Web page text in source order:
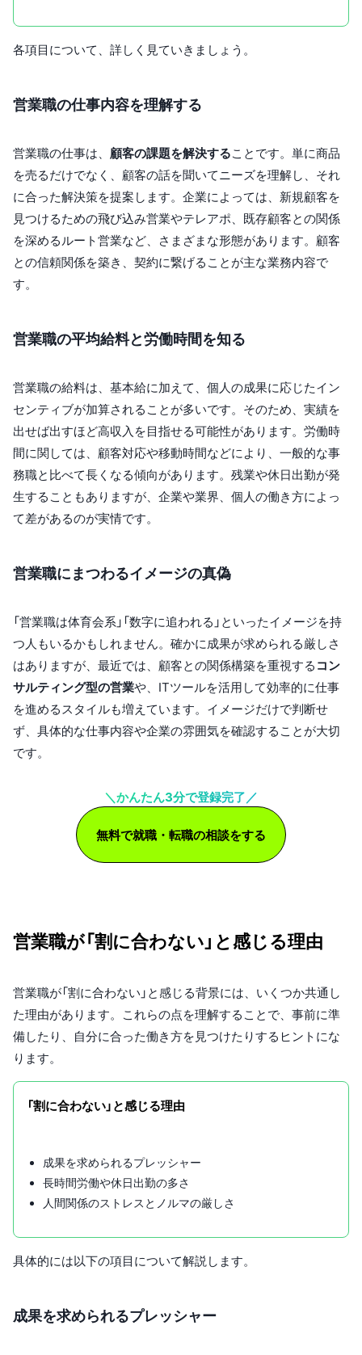
各項目について、詳しく見ていきましょう。
営業職の仕事内容を理解する
営業職の仕事は、 顧客の課題を解決することです。単に商品
を売るだけでなく、顧客の話を聞いてニーズを理解し、それ
に合った解決策を提案します。企業によっては、新規顧客を
見つけるための飛び込み営業やテレアポ、既存顧客との関係
を深めるルート営業など、さまざまな形態があります。顧客
との信頼関係を築き、契約に繋げることが主な業務内容で
す。
営業職の平均給料と労働時間を知る
営業職の給料は、基本給に加えて、個人の成果に応じたイン
センティブが加算されることが多いです。そのため、実績を
出せば出すほど高収入を目指せる可能性があります。労働時
間に関しては、顧客対応や移動時間などにより、一般的な事
務職と比べて長くなる傾向があります。残業や休日出勤が発
生することもありますが、企業や業界、個人の働き方によっ
て差があるのが実情です。
営業職にまつわるイメージの真偽
「営業職は体育会系」「数字に追われる」といったイメージを持
つ人もいるかもしれません。確かに成果が求められる厳しさ
はありますが、最近では、顧客との関係構築を重視する コン
サルティング型の営業や、ITツールを活用して効率的に仕事
を進めるスタイルも増えています。イメージだけで判断せ
ず、具体的な仕事内容や企業の雰囲気を確認することが大切
です。
＼かんたん3分で登録完了／
無料で就職・転職の相談をする
営業職が「割に合わない」と感じる理由
営業職が「割に合わない」と感じる背景には、いくつか共通し
た理由があります。これらの点を理解することで、事前に準
備したり、自分に合った働き方を見つけたりするヒントにな
ります。
「割に合わない」と感じる理由
成果を求められるプレッシャー
長時間労働や休日出勤の多さ
人間関係のストレスとノルマの厳しさ
具体的には以下の項目について解説します。
成果を求められるプレッシャー